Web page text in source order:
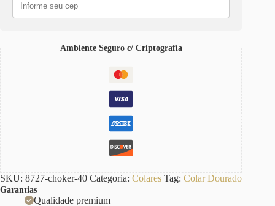
Verniz
Ambiente Seguro c/ Criptografia
SKU: 8727-choker-40 Categoria: Colares Tag: Colar Dourado
Garantias
Qualidade premium